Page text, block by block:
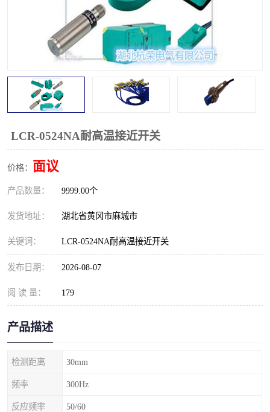
LCR-0524NA耐高温接近开关
价格： 面议
产品数量： 9999.00个
发货地址： 湖北省黄冈市麻城市
关键词： LCR-0524NA耐高温接近开关
发布日期： 2026-08-07
阅 读 量： 179
产品描述
检测距离 30mm
频率 300Hz
反应频率 50/60
跑偏开关 打滑开关
溜槽堵塞检测开关 料流检测器
限位开关 速度检测器
速度传感器
微电脑超速开关